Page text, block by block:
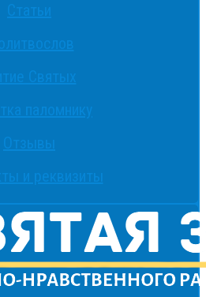
Статьи
Святых
паломнику
Отзывы
и реквизиты